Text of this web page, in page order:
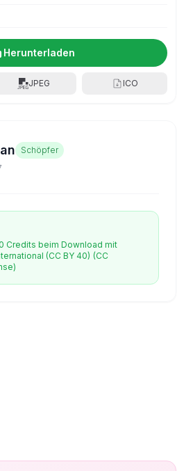
Herunterladen
JPEG ICO
Schöpfer
Credits beim Download mit
(CC BY 40) (CC